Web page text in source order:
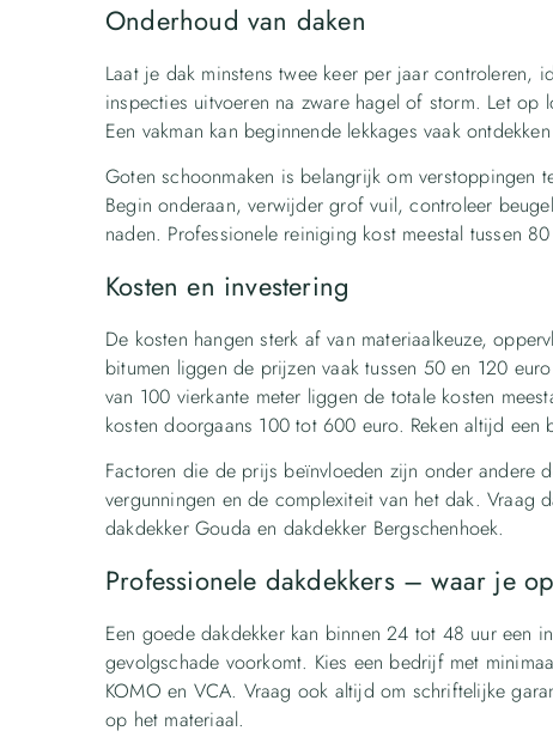
Onderhoud van daken
Laat je dak minstens twee keer per jaar controleren,
inspecties uitvoeren na zware hagel of storm. Let op
Een vakman kan beginnende lekkages vaak
Goten schoonmaken is belangrijk om verstoppingen
Begin onderaan, verwijder grof vuil, controleer
naden. Professionele reiniging kost meestal tussen
Kosten en investering
De kosten hangen sterk af van materiaalkeuze,
bitumen liggen de prijzen vaak tussen 50 en 120
van 100 vierkante meter liggen de totale kosten
kosten doorgaans 100 tot 600 euro. Reken altijd
Factoren die de prijs beïnvloeden zijn onder andere
vergunningen en de complexiteit van het dak.
dakdekker Gouda en dakdekker Bergschenhoek.
Professionele dakdekkers – waar je
Een goede dakdekker kan binnen 24 tot 48 uur een
gevolgschade voorkomt. Kies een bedrijf met
KOMO en VCA. Vraag ook altijd om schriftelijke
op het materiaal.